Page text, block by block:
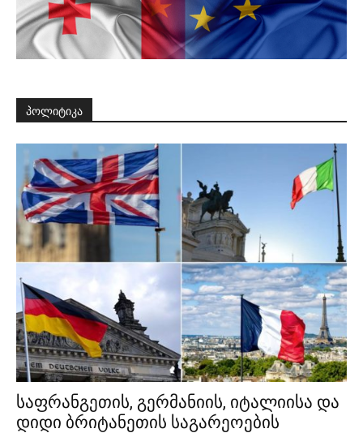
პოლიტიკა
საფრანგეთის, გერმანიის, იტალიისა და
დიდი ბრიტანეთის საგარეოების